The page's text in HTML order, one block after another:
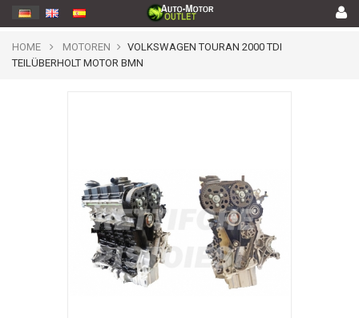
HOME MOTOREN
VOLKSWAGEN TOURAN 2000 TDI
TEILÜBERHOLT MOTOR BMN